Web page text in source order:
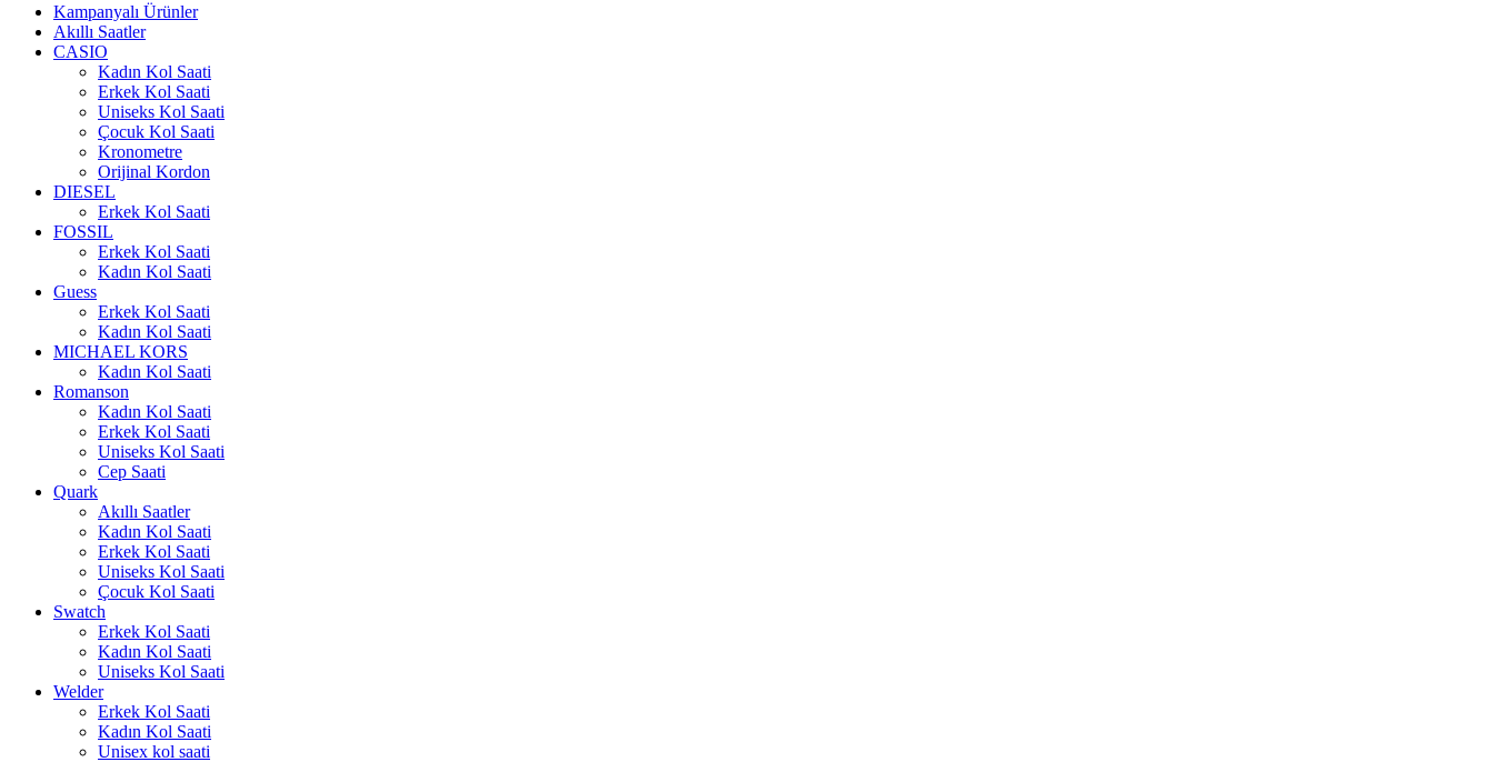
Kampanyalı Ürünler
Akıllı Saatler
CASIO
Kadın Kol Saati
Erkek Kol Saati
Uniseks Kol Saati
Çocuk Kol Saati
Kronometre
Orijinal Kordon
DIESEL
Erkek Kol Saati
FOSSIL
Erkek Kol Saati
Kadın Kol Saati
Guess
Erkek Kol Saati
Kadın Kol Saati
MICHAEL KORS
Kadın Kol Saati
Romanson
Kadın Kol Saati
Erkek Kol Saati
Uniseks Kol Saati
Cep Saati
Quark
Akıllı Saatler
Kadın Kol Saati
Erkek Kol Saati
Uniseks Kol Saati
Çocuk Kol Saati
Swatch
Erkek Kol Saati
Kadın Kol Saati
Uniseks Kol Saati
Welder
Erkek Kol Saati
Kadın Kol Saati
Unisex kol saati